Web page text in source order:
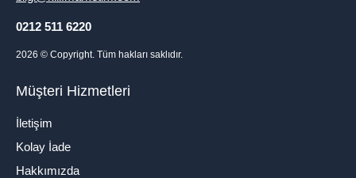
0212 511 6220
2026 © Copyright. Tüm hakları saklıdır.
Müşteri Hizmetleri
İletişim
Kolay İade
Hakkımızda